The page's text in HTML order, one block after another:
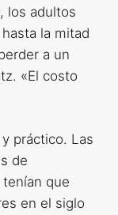
los adultos
la mitad
a un
«El costo
práctico. Las
de
que
en el siglo